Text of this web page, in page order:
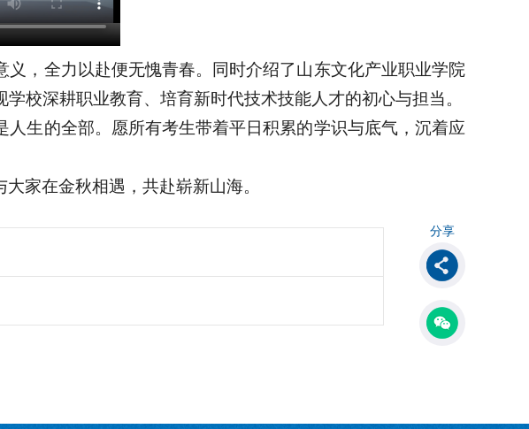
，全力以赴便无愧青春。同时介绍了山东文化产业职业学院
校深耕职业教育、培育新时代技术技能人才的初心与担当。
生的全部。愿所有考生带着平日积累的学识与底气，沉着应
家在金秋相遇，共赴崭新山海。
分享